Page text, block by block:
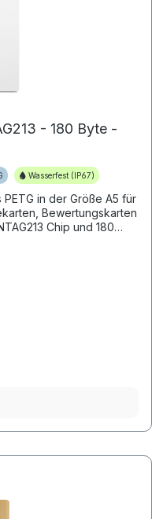
- 180 Byte -
Wasserfest (IP67)
in der Größe A5 für
Bewertungskarten
Chip und 180